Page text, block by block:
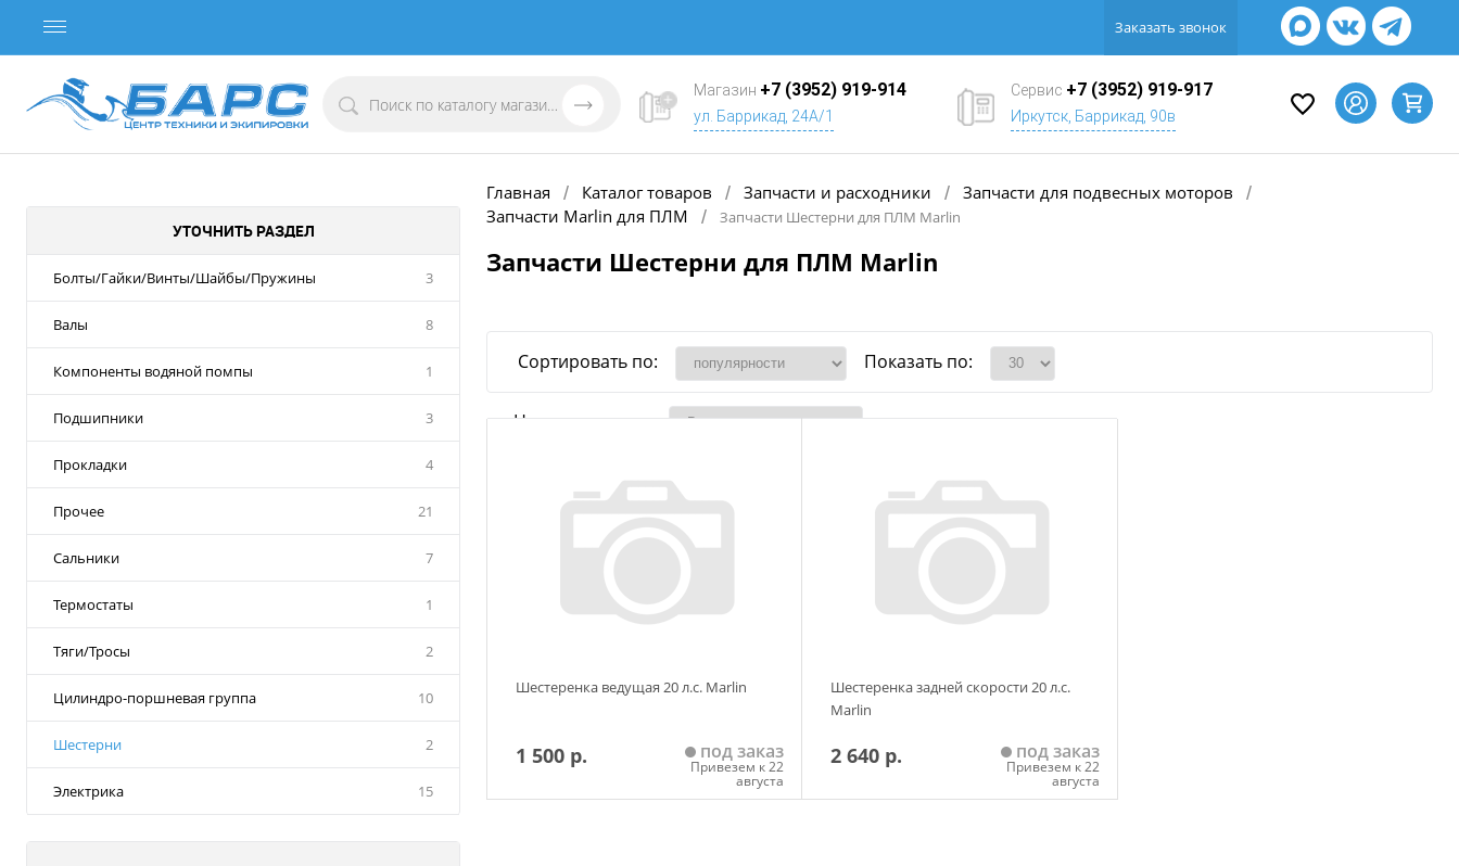
Заказать звонок
Магазин +7 (3952) 919-914
ул. Баррикад, 24А/1
Сервис +7 (3952) 919-917
Иркутск, Баррикад, 90в
УТОЧНИТЬ РАЗДЕЛ
Болты/Гайки/Винты/Шайбы/Пружины 3
Валы 8
Компоненты водяной помпы 1
Подшипники 3
Прокладки 4
Прочее 21
Сальники 7
Термостаты 1
Тяги/Тросы 2
Цилиндро-поршневая группа 10
Шестерни 2
Электрика 15
Главная / Каталог товаров / Запчасти и расходники / Запчасти для подвесных моторов
/
Запчасти Marlin для ПЛМ
/ Запчасти Шестерни для ПЛМ Marlin
Запчасти Шестерни для ПЛМ Marlin
Сортировать по: Показать по:
Наличие товара
Шестеренка ведущая 20 л.с. Marlin
1 500 р. под заказ
Привезем к 22
августа
Шестеренка задней скорости 20 л.с.
Marlin
2 640 р. под заказ
Привезем к 22
августа